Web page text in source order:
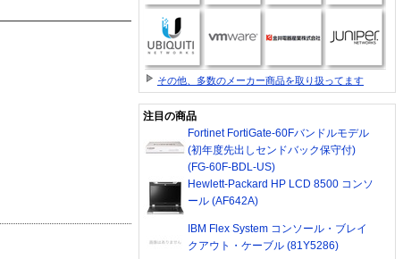
その他、多数のメーカー商品を取り扱ってます
注目の商品
Fortinet FortiGate-60Fバンドルモデル
(初年度先出しセンドバック保守付)
(FG-60F-BDL-US)
Hewlett-Packard HP LCD 8500 コンソ
ール (AF642A)
IBM Flex System コンソール・ブレイ
クアウト・ケーブル (81Y5286)